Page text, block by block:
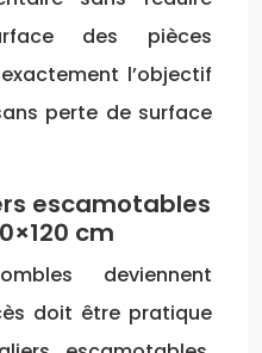
des pièces
l’objectif
perte de surface
escamotables
cm
deviennent
doit être pratique